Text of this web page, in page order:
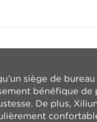
siège de bureau
bénéfique de
De plus,